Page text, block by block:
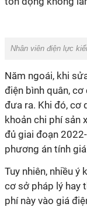
Nhân viên điện lực
Năm ngoái, khi
điện bình quân,
đưa ra. Khi đó, cơ
khoản chi phí sản
đủ giai đoạn
phương án tính
Tuy nhiên, nhiều
cơ sở pháp lý hay
phí này vào giá